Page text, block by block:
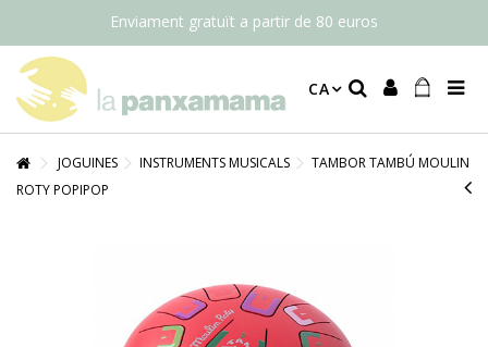
Enviament gratuït a partir de 80 euros
CA
JOGUINES INSTRUMENTS MUSICALS
TAMBOR TAMBÚ MOULIN
ROTY POPIPOP